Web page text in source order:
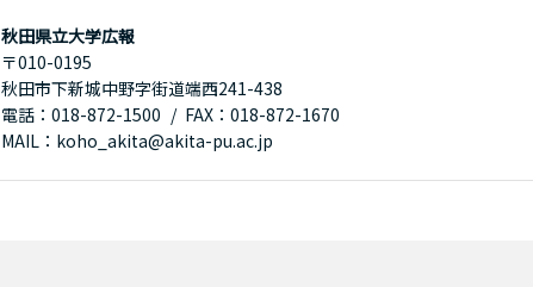
秋田県立大学広報
〒010-0195
秋田市下新城中野字街道端西241-438
電話：018-872-1500
FAX：018-872-1670
MAIL：koho_akita@akita-pu.ac.jp